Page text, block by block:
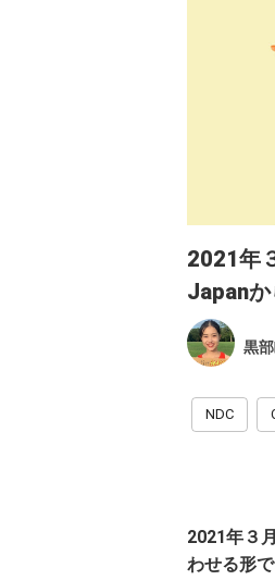
2021年
Japan
黒
NDC
2021年３
わせる形